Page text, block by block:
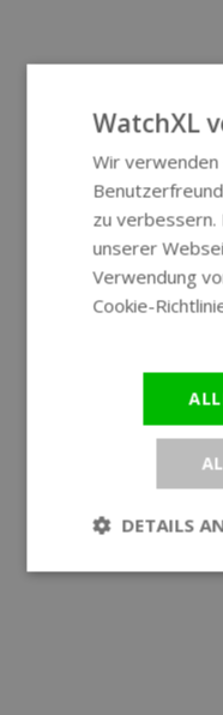
WatchXL
Wir verwenden
zu
unserer
Verwendung
Cookie-
DETAILS